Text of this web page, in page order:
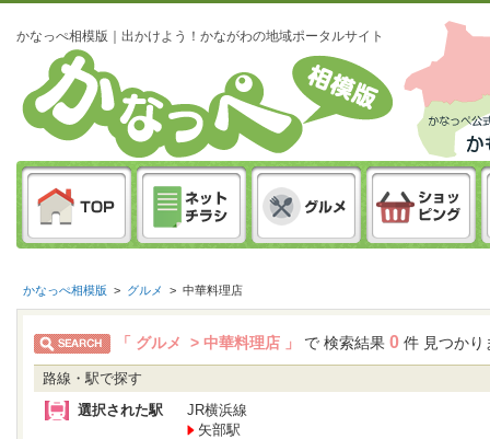
かなっぺ相模版｜出かけよう！かながわの地域ポータルサイト
かなっぺ相模版 > グルメ > 中華料理店
「 グルメ > 中華料理店 」 で 検索結果 0 件 見つかり
路線・駅で探す
選択された駅
JR横浜線
矢部駅